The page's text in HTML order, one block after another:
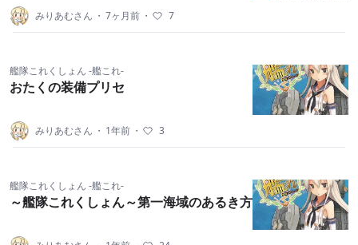
みりあむさん ・ 7ヶ月前 ・ 7
艦隊これくしょん -艦これ-
おたくの装備プリセ
みりあむさん ・ 1年前 ・ 3
艦隊これくしょん -艦これ-
～艦隊これくしょん～第一海域のあるき方